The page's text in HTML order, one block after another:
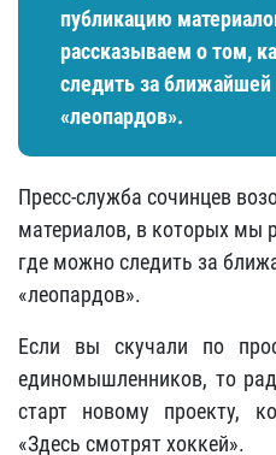
публикацию
рассказываем о том,
следить за
«леопардов».
Пресс-служба сочинцев
материалов, в которых мы
где можно следить за
«леопардов».
Если вы скучали по
единомышленников, то
старт новому проекту,
«Здесь смотрят хоккей».